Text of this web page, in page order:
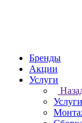
Бренды
Акции
Услуги
Услуги